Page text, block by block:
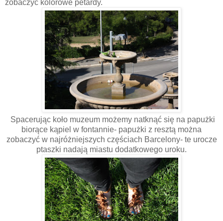
zobaczyć kolorowe petardy.
Spacerując koło muzeum możemy natknąć się na papużki
biorące kąpiel w fontannie- papużki z resztą można
zobaczyć w najróżniejszych częściach Barcelony- te urocze
ptaszki nadają miastu dodatkowego uroku.